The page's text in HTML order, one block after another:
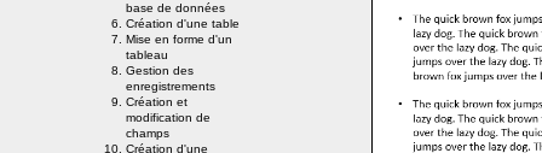
base de données
Création d'une table
Mise en forme d'un
tableau
Gestion des
enregistrements
Création et
modification de
champs
Création d'une